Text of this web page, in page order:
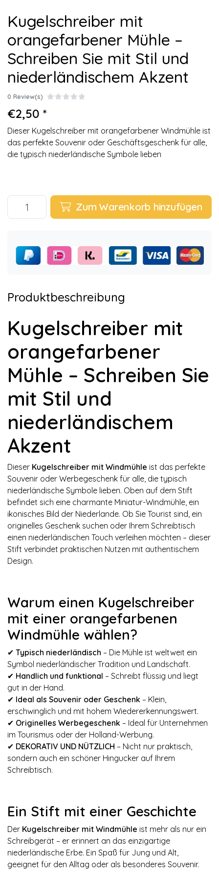
Kugelschreiber mit
orangefarbener Mühle –
Schreiben Sie mit Stil und
niederländischem Akzent
0 Review(s)
€2,50 *
Dieser Kugelschreiber mit orangefarbener Windmühle ist
das perfekte Souvenir oder Geschäftsgeschenk für alle,
die typisch niederländische Symbole lieben
Zum Warenkorb hinzufügen
Produktbeschreibung
Kugelschreiber mit
orangefarbener
Mühle – Schreiben Sie
mit Stil und
niederländischem
Akzent
Dieser Kugelschreiber mit Windmühle ist das perfekte
Souvenir oder Werbegeschenk für alle, die typisch
niederländische Symbole lieben. Oben auf dem Stift
befindet sich eine charmante Miniatur-Windmühle, ein
ikonisches Bild der Niederlande. Ob Sie Tourist sind, ein
originelles Geschenk suchen oder Ihrem Schreibtisch
einen niederländischen Touch verleihen möchten – dieser
Stift verbindet praktischen Nutzen mit authentischem
Design.
Warum einen Kugelschreiber
mit einer orangefarbenen
Windmühle wählen?
✔ Typisch niederländisch – Die Mühle ist weltweit ein
Symbol niederländischer Tradition und Landschaft.
✔ Handlich und funktional – Schreibt flüssig und liegt
gut in der Hand.
✔ Ideal als Souvenir oder Geschenk – Klein,
erschwinglich und mit hohem Wiedererkennungswert.
✔ Originelles Werbegeschenk – Ideal für Unternehmen
im Tourismus oder der Holland-Werbung.
✔ DEKORATIV UND NÜTZLICH – Nicht nur praktisch,
sondern auch ein schöner Hingucker auf Ihrem
Schreibtisch.
Ein Stift mit einer Geschichte
Der Kugelschreiber mit Windmühle ist mehr als nur ein
Schreibgerät – er erinnert an das einzigartige
niederländische Erbe. Ein Spaß für Jung und Alt,
geeignet für den Alltag oder als besonderes Souvenir.